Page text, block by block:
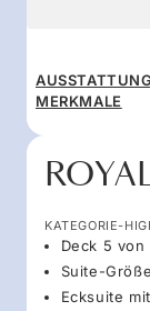
MERKMALE
KATEGORIE-
Deck 5 von
Suite-
Ecksuite